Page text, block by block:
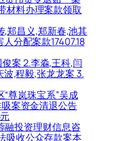
材料办理案款领取
郑昌义,郑新春,池其
分配案款17407.18
案 2.李淼,王科,闫
,程毅,张龙龙案 3.
尊岚珠宝系”吴成
案资金清退公告
融投资理财信息咨
吸收公众存款案本